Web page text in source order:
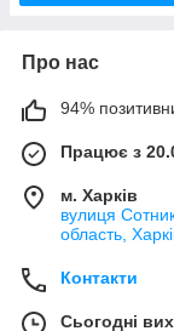
Про нас
94%
Працює з
м. Харків
вулиця
область,
Контакти
Сьогодні